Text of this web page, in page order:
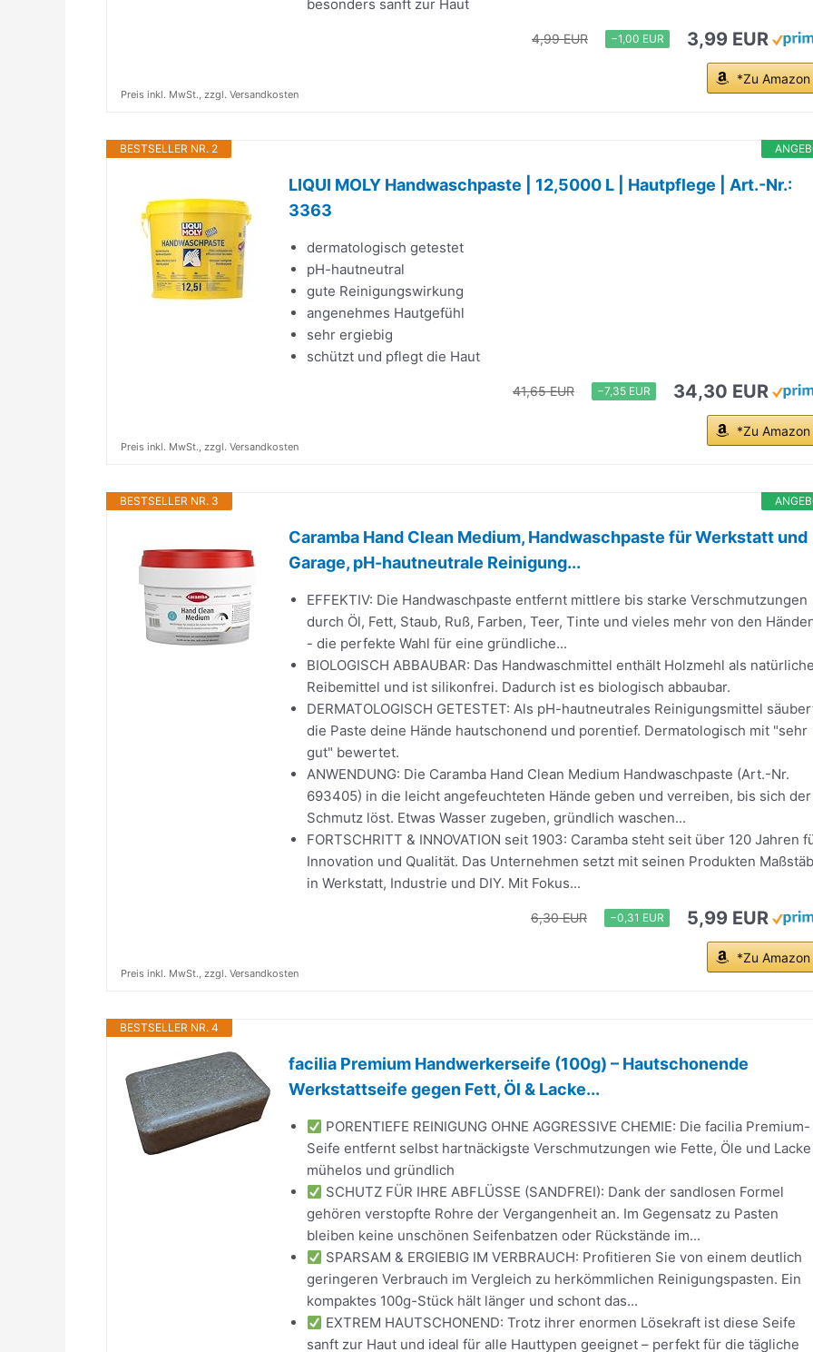
besonders sanft zur Haut
4,99 EUR −1,00 EUR 3,99 EUR
*Zu Amazon
Preis inkl. MwSt., zzgl. Versandkosten
BESTSELLER NR. 2
LIQUI MOLY Handwaschpaste | 12,5000 L | Hautpflege | Art.-Nr.:
3363
dermatologisch getestet
pH-hautneutral
gute Reinigungswirkung
angenehmes Hautgefühl
sehr ergiebig
schützt und pflegt die Haut
41,65 EUR −7,35 EUR 34,30 EUR
*Zu Amazon
Preis inkl. MwSt., zzgl. Versandkosten
BESTSELLER NR. 3
Caramba Hand Clean Medium, Handwaschpaste für Werkstatt und
Garage, pH-hautneutrale Reinigung...
EFFEKTIV: Die Handwaschpaste entfernt mittlere bis starke Verschmutzungen
durch Öl, Fett, Staub, Ruß, Farben, Teer, Tinte und vieles mehr von den
- die perfekte Wahl für eine gründliche...
BIOLOGISCH ABBAUBAR: Das Handwaschmittel enthält Holzmehl als
Reibemittel und ist silikonfrei. Dadurch ist es biologisch abbaubar.
DERMATOLOGISCH GETESTET: Als pH-hautneutrales Reinigungsmittel
die Paste deine Hände hautschonend und porentief. Dermatologisch mit "sehr
gut" bewertet.
ANWENDUNG: Die Caramba Hand Clean Medium Handwaschpaste (Art.-Nr.
693405) in die leicht angefeuchteten Hände geben und verreiben, bis sich der
Schmutz löst. Etwas Wasser zugeben, gründlich waschen...
FORTSCHRITT & INNOVATION seit 1903: Caramba steht seit über 120 Jahren
Innovation und Qualität. Das Unternehmen setzt mit seinen Produkten
in Werkstatt, Industrie und DIY. Mit Fokus...
6,30 EUR −0,31 EUR 5,99 EUR
*Zu Amazon
Preis inkl. MwSt., zzgl. Versandkosten
BESTSELLER NR. 4
facilia Premium Handwerkerseife (100g) – Hautschonende
Werkstattseife gegen Fett, Öl & Lacke...
PORENTIEFE REINIGUNG OHNE AGGRESSIVE CHEMIE: Die facilia Premium-
Seife entfernt selbst hartnäckigste Verschmutzungen wie Fette, Öle und Lacke
mühelos und gründlich
SCHUTZ FÜR IHRE ABFLÜSSE (SANDFREI): Dank der sandlosen Formel
gehören verstopfte Rohre der Vergangenheit an. Im Gegensatz zu Pasten
bleiben keine unschönen Seifenbatzen oder Rückstände im...
SPARSAM & ERGIEBIG IM VERBRAUCH: Profitieren Sie von einem deutlich
geringeren Verbrauch im Vergleich zu herkömmlichen Reinigungspasten. Ein
kompaktes 100g-Stück hält länger und schont das...
EXTREM HAUTSCHONEND: Trotz ihrer enormen Lösekraft ist diese Seife
sanft zur Haut und ideal für alle Hauttypen geeignet – perfekt für die tägliche